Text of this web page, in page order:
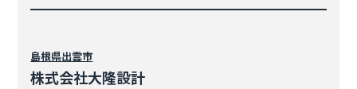
島根県出雲市
株式会社大隆設計